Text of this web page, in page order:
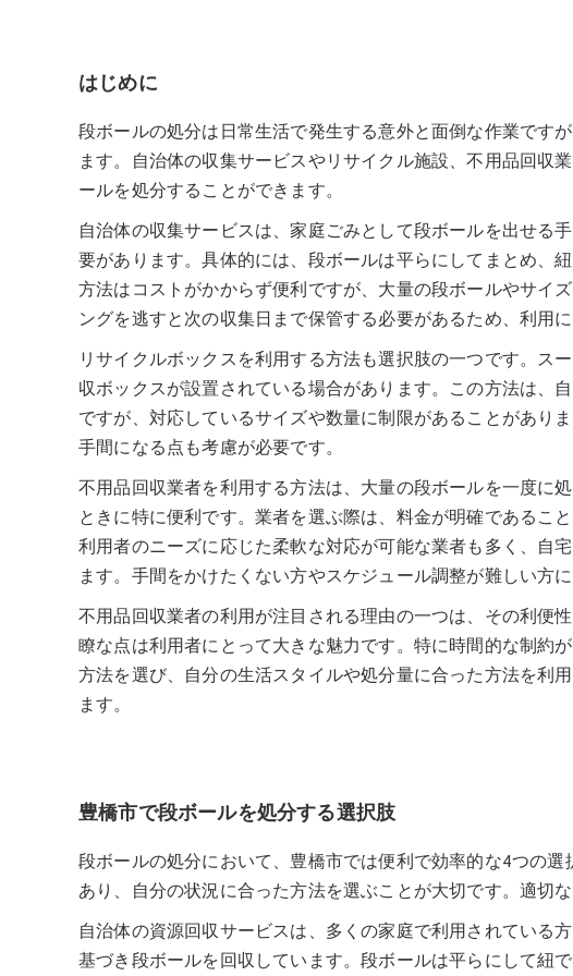
はじめに
段ボールの処分は日常生活で発生する意外と面倒な作業です
ます。自治体の収集サービスやリサイクル施設、不用品回収
ールを処分することができます。
自治体の収集サービスは、家庭ごみとして段ボールを出せる
要があります。具体的には、段ボールは平らにしてまとめ、
方法はコストがかからず便利ですが、大量の段ボールやサイ
ングを逃すと次の収集日まで保管する必要があるため、利用
リサイクルボックスを利用する方法も選択肢の一つです。ス
収ボックスが設置されている場合があります。この方法は、
ですが、対応しているサイズや数量に制限があることがあり
手間になる点も考慮が必要です。
不用品回収業者を利用する方法は、大量の段ボールを一度に
ときに特に便利です。業者を選ぶ際は、料金が明確であるこ
利用者のニーズに応じた柔軟な対応が可能な業者も多く、自
ます。手間をかけたくない方やスケジュール調整が難しい方に
不用品回収業者の利用が注目される理由の一つは、その利便
瞭な点は利用者にとって大きな魅力です。特に時間的な制約
方法を選び、自分の生活スタイルや処分量に合った方法を利
ます。
豊橋市で段ボールを処分する選択肢
段ボールの処分において、豊橋市では便利で効率的な4つの
あり、自分の状況に合った方法を選ぶことが大切です。適切
自治体の資源回収サービスは、多くの家庭で利用されている
基づき段ボールを回収しています。段ボールは平らにして紐